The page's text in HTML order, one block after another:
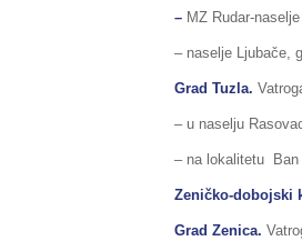
– MZ Rudar-
– naselje Ljubače,
Grad Tuzla.
– u naselju
– na lokalitetu Ban
Zeničko-dobojski
Grad Zenica.